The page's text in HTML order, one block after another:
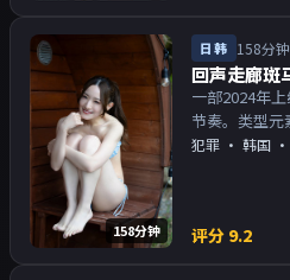
158分钟
日韩 158分钟
回声走廊
一部2024年
节奏。类型
白密度高，留
犯罪 · 韩国
评分 9.2